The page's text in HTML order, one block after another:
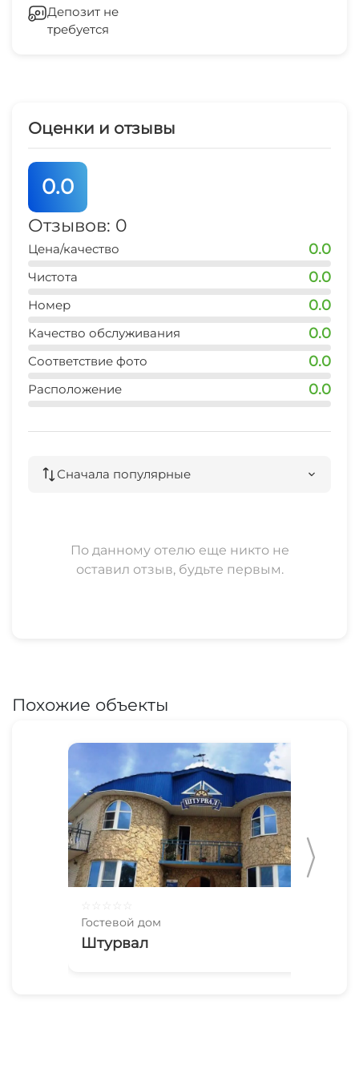
С удовольствием сориентируем по ценам и
всем остальным вопросам в телефонном
магазин продукты
10 мин
5 мин
аквапарк
СВЧ
Депозит не
требуется
Оценки и отзывы
0.0
Отзывов: 0
Цена/качество 0.0
Чистота 0.0
Номер 0.0
Качество обслуживания 0.0
Соответствие фото 0.0
Расположение 0.0
Сначала популярные
По данному отелю еще никто не
оставил отзыв, будьте первым.
Похожие объекты
Гостевой дом
Штурвал